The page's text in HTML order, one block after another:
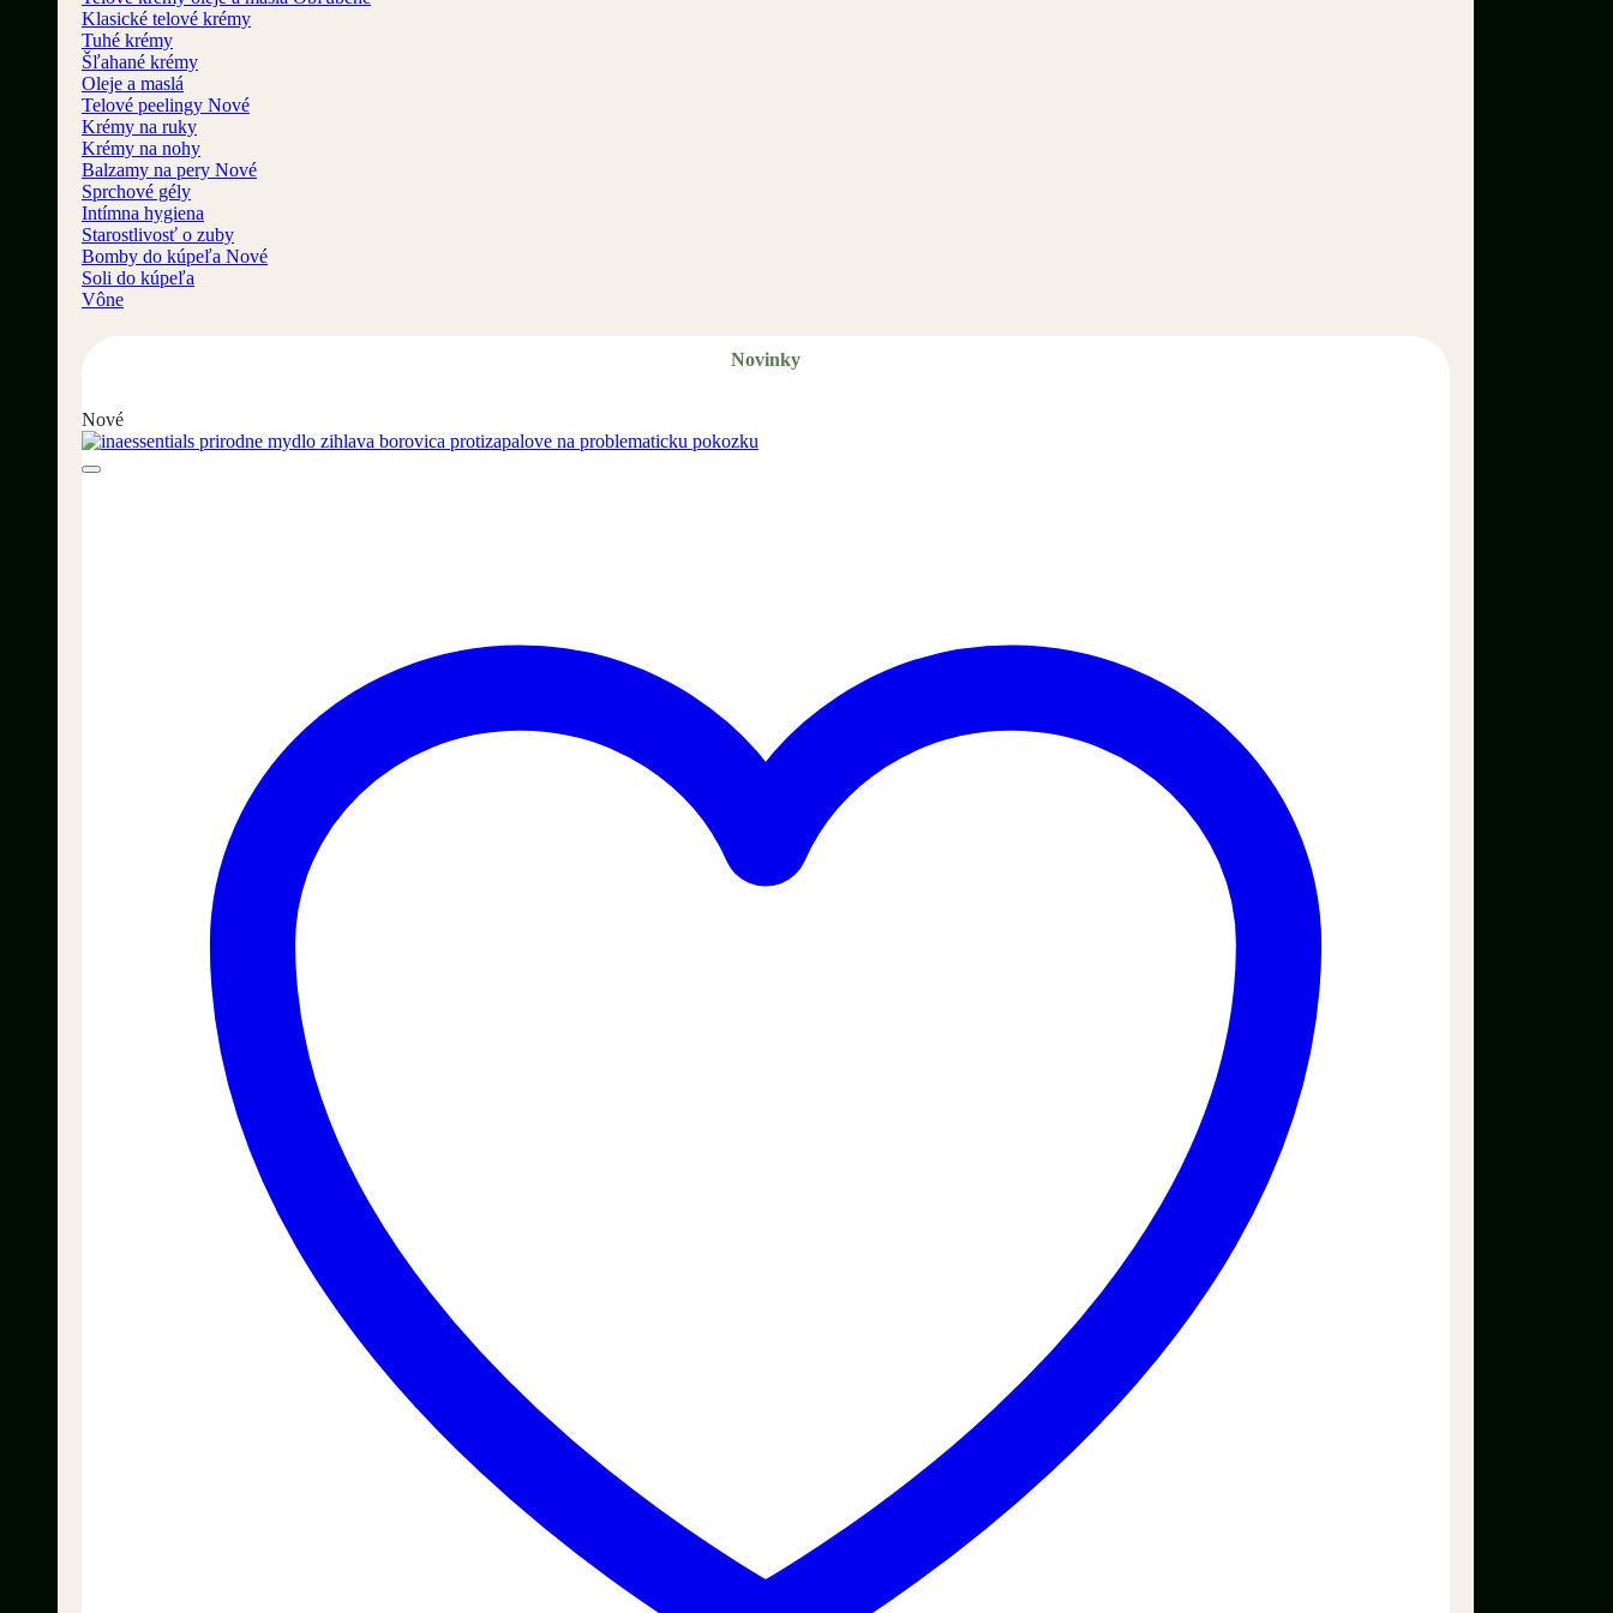
Klasické telové krémy
Tuhé krémy
Šľahané krémy
Oleje a maslá
Telové peelingy
Krémy na ruky
Krémy na nohy
Balzamy na pery
Sprchové gély
Intímna hygiena
Starostlivosť o zuby
Bomby do kúpeľa
Soli do kúpeľa
Vône
Novinky
Nové